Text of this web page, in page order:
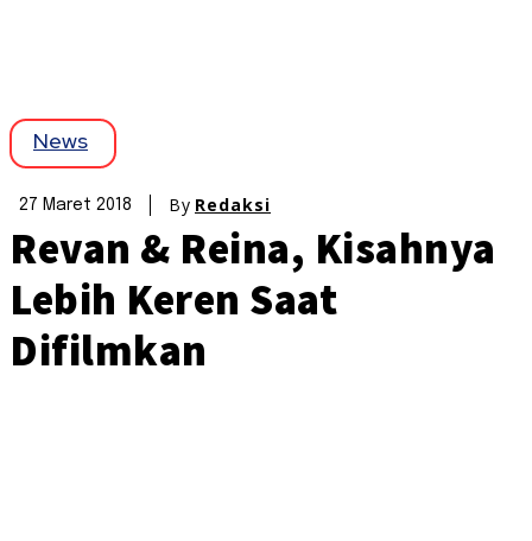
News
27 Maret 2018 By Redaksi
Revan & Reina, Kisahnya
Lebih Keren Saat
Difilmkan